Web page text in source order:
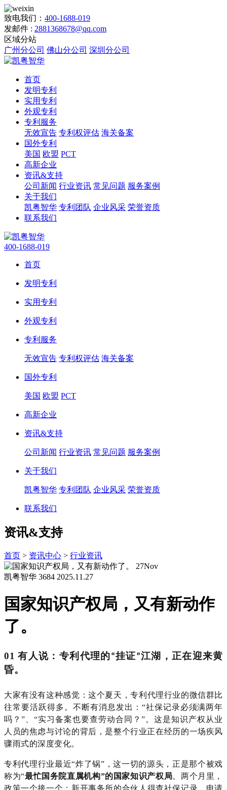
致电我们： 400-1688-019
发邮件 : 2881368678@qq.com
区域分站
广州分公司 佛山分公司 深圳分公司
首页
发明专利
实用专利
外观专利
专利服务
无效宣告 专利权评估 海关备案
国外专利
美国 欧盟 PCT
高新企业
资讯&支持
公司新闻 行业资讯 常见问题 服务案例
关于我们
凯粤智华 专利团队 企业风采 荣誉资质
联系我们
400-1688-019
首页
发明专利
实用专利
外观专利
专利服务
无效宣告 专利权评估 海关备案
国外专利
美国 欧盟 PCT
高新企业
资讯&支持
公司新闻 行业资讯 常见问题 服务案例
关于我们
凯粤智华 专利团队 企业风采 荣誉资质
联系我们
资讯&支持
首页 > 资讯中心 > 行业资讯
27Nov
凯粤智华 3684 2025.11.27
国家知识产权局，又有新动作
了。
01 有人说： 专利代理的“挂证”江湖，正在迎来黄
昏。
大家有没有这种感觉：这个夏天，专利代理行业的微信群比
往常要活跃得多。不断有消息 发出 ： “社保记录必须满两年
吗？”、“实习备案也要查劳动合同？”。这是知识产权从业
人员的焦虑与讨论的背后，是整个行业正在经历的一场疾风
骤雨式的深度变化。
专利代理行业最近“炸了锅”，这一切的源头，正是那个被戏
称为“最忙国务院直属机构”的国家知识产权局。两个月里，
政策一个接一个：新开事务所的合伙人得查社保记录，申请